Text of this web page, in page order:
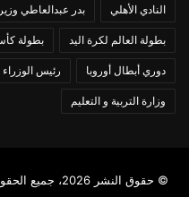
النادي الأهلي بدر عبدالعاطي
بطولة العالم لكرة اليد بطولة كأس
دوري أبطال أوروبا رئيس الوزراء
وزارة التربية و التعليم
© حقوق النشر 2026، جميع الحقوق محفوظة |